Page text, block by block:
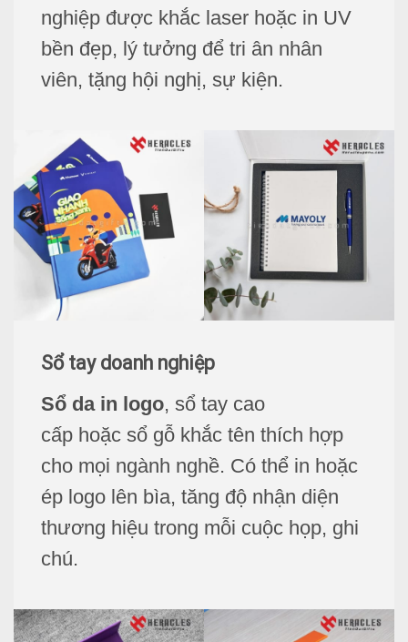
nghiệp được khắc laser hoặc in UV
bền đẹp, lý tưởng để tri ân nhân
viên, tặng hội nghị, sự kiện.
Sổ tay doanh nghiệp
Sổ da in logo, sổ tay cao
cấp hoặc sổ gỗ khắc tên thích hợp
cho mọi ngành nghề. Có thể in hoặc
ép logo lên bìa, tăng độ nhận diện
thương hiệu trong mỗi cuộc họp, ghi
chú.